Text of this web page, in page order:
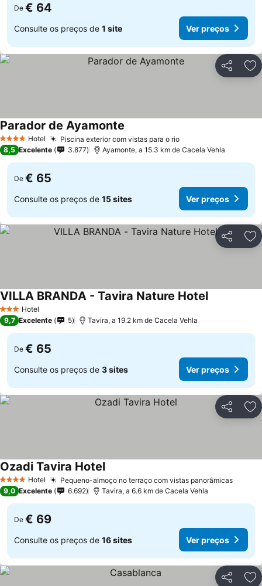
De € 64
Consulte os preços de 1 site Ver preços
Partilhar
4 EstrelasHotel Piscina exterior com vistas para o rioVer preços
Parador de Ayamonte
8,5 Excelente 3.877 Ayamonte, a 15.3 km de Cacela Vehla
De € 65
Consulte os preços de 15 sites Ver preços
Partilhar
3 EstrelasHotel
VILLA BRANDA - Tavira Nature HotelVer preços
9,7 Excelente 5 Tavira, a 19.2 km de Cacela Vehla
De € 65
Consulte os preços de 3 sites Ver preços
Partilhar
4 EstrelasHotel Pequeno-almoço no terraço com vistas panorâmicasVer
Ozadi Tavira HotelVer preços
9,0 Excelente 6.692 Tavira, a 6.6 km de Cacela Vehla
De € 69
Consulte os preços de 16 sites Ver preços
Partilhar